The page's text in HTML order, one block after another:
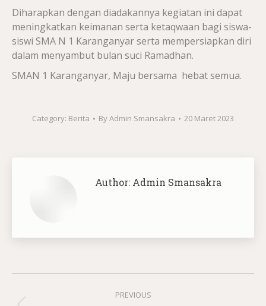
Diharapkan dengan diadakannya kegiatan ini dapat
meningkatkan keimanan serta ketaqwaan bagi siswa-
siswi SMA N 1 Karanganyar serta mempersiapkan diri
dalam menyambut bulan suci Ramadhan.
SMAN 1 Karanganyar, Maju bersama hebat semua.
Category: Berita ByAdmin Smansakra 20 Maret 2023
Author: Admin Smansakra
PREVIOUS